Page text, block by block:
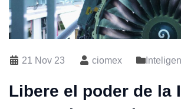
21 Nov 23 ciomex
Libere el poder de la